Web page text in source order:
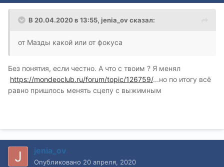
В 20.04.2020 в 13:55, jenia_ovсказал:
от Мазды какой или от фокуса
Без понятия, если честно. А что с твоим ? Я менял
https://mondeoclub.ru/forum/topic/126759/...но по итогу всё
равно пришлось менять сцепу с выжимным
jenia_ov
Опубликовано 20 апреля, 2020